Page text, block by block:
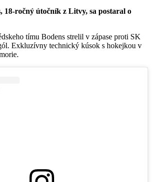
18-ročný útočník z Litvy, sa postaral o
tímu Bodens strelil v zápase proti SK
Exkluzívny technický kúsok s hokejkou v